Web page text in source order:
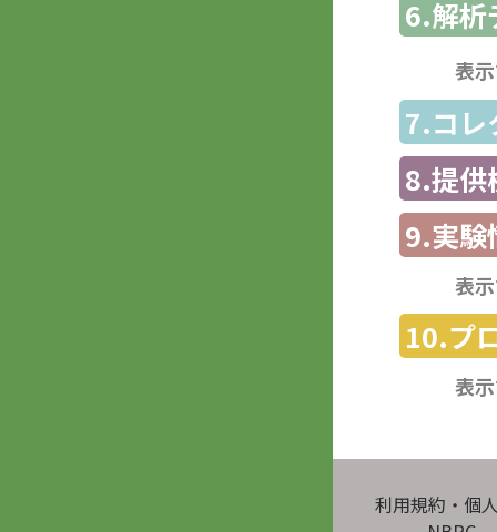
6.解析
表
7.コレ
8.提供
9.実験
表
10.プ
表
利用規約・個